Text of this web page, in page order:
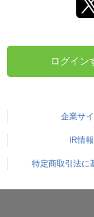
ログイン
企業サイ
IR情報
特定商取引法に